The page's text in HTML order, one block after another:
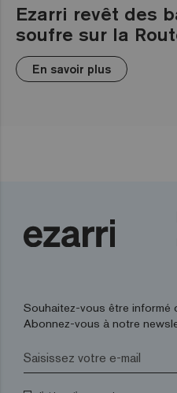
Ezarri revêt des
soufre sur la
En savoir plus
Souhaitez-vous être informé
Abonnez-vous à notre